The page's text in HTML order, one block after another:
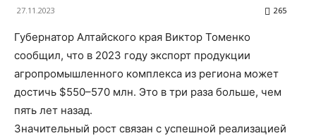
27.11.2023 265
Губернатор Алтайского края Виктор Томенко
сообщил, что в 2023 году экспорт продукции
агропромышленного комплекса из региона может
достичь $550–570 млн. Это в три раза больше, чем
пять лет назад.
Значительный рост связан с успешной реализацией